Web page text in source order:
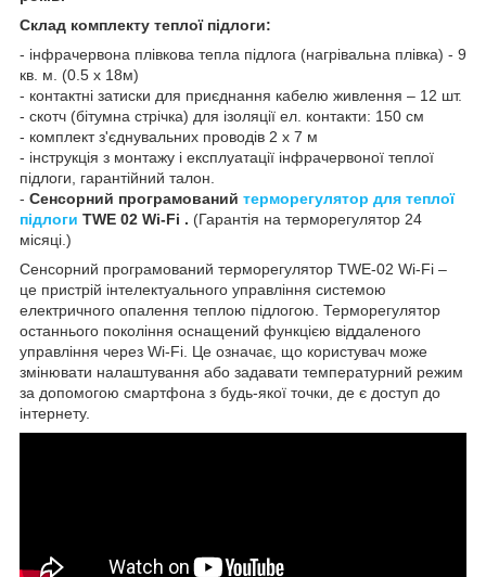
Склад комплекту теплої підлоги:
- інфрачервона плівкова тепла підлога (нагрівальна плівка) - 9
кв. м. (0.5 х 18м)
- контактні затиски для приєднання кабелю живлення – 12 шт.
- скотч (бітумна стрічка) для ізоляції ел. контакти: 150 см
- комплект з'єднувальних проводів 2 х 7 м
- інструкція з монтажу і експлуатації інфрачервоної теплої
підлоги, гарантійний талон.
- Сенсорний програмований терморегулятор для теплої
підлоги TWE 02 Wi-Fi . (Гарантія на терморегулятор 24
місяці.)
Сенсорний програмований терморегулятор TWE-02 Wi-Fi –
це пристрій інтелектуального управління системою
електричного опалення теплою підлогою. Терморегулятор
останнього покоління оснащений функцією віддаленого
управління через Wi-Fi. Це означає, що користувач може
змінювати налаштування або задавати температурний режим
за допомогою смартфона з будь-якої точки, де є доступ до
інтернету.